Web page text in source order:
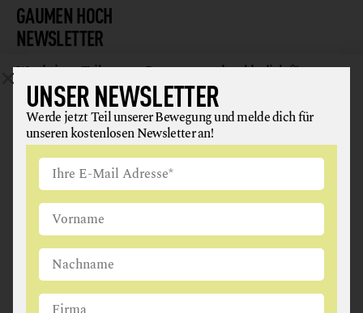
GAUMEN HOCH
NEWSLETTER
Werde jetzt Teil unserer Bewegung und melde dich für
unseren kostenlosen Newsletter an!
Ich bin Gastronom:in, Produzent:in, Verarbeiter:in oder
Shopbesitzer:in
Ich bin Konsument:in
UNSER NEWSLETTER
Werde jetzt Teil unserer Bewegung und melde dich für
unseren kostenlosen Newsletter an!